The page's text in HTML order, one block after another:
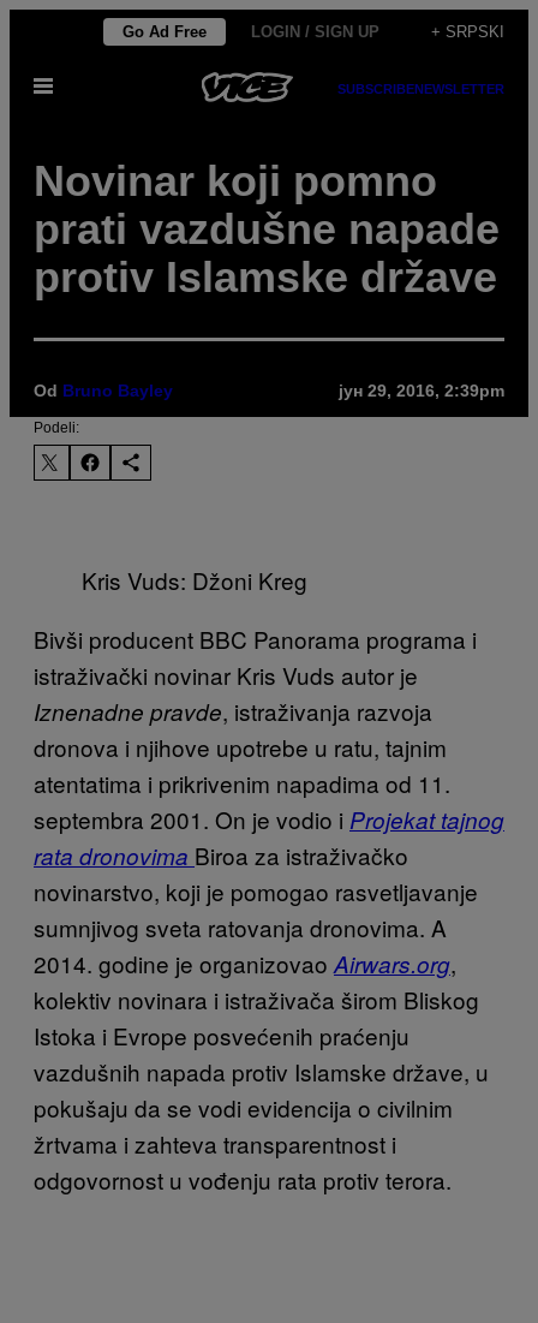
садржај
Go Ad Free LOGIN / SIGN UP + SRPSKI
Otvori
SUBSCRIBENEWSLETTER
​Novinar koji pomno
prati vazdušne napade
protiv Islamske države
Od Bruno Bayley јун 29, 2016, 2:39pm
Podeli:
Kris Vuds: Džoni Kreg
Bivši producent BBC Panorama programa i
istraživački novinar Kris Vuds autor je
Iznenadne pravde, istraživanja razvoja
dronova i njihove upotrebe u ratu, tajnim
atentatima i prikrivenim napadima od 11.
septembra 2001. On je vodio i Projekat tajnog
rata dronovima Biroa za istraživačko
novinarstvo, koji je pomogao rasvetljavanje
sumnjivog sveta ratovanja dronovima. A
2014. godine je organizovao Airwars.org,
kolektiv novinara i istraživača širom Bliskog
Istoka i Evrope posvećenih praćenju
vazdušnih napada protiv Islamske države, u
pokušaju da se vodi evidencija o civilnim
žrtvama i zahteva transparentnost i
odgovornost u vođenju rata protiv terora.